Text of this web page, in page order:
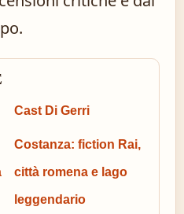
Cast Di Gerri
Costanza: fiction Rai,
città romena e lago
leggendario